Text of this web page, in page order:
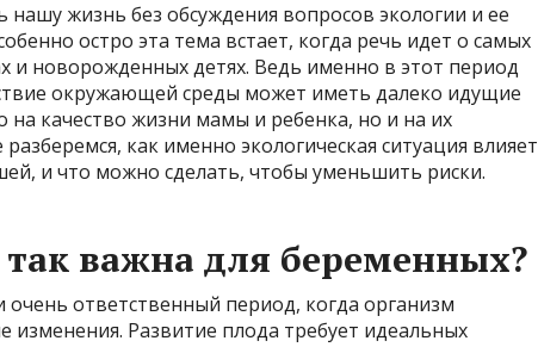
жизнь без обсуждения вопросов экологии и ее
остро эта тема встает, когда речь идет о самых
новорожденных детях. Ведь именно в этот период
окружающей среды может иметь далеко идущие
на качество жизни мамы и ребенка, но и на их
как именно экологическая ситуация влияет
и что можно сделать, чтобы уменьшить риски.
важна для беременных?
ответственный период, когда организм
Развитие плода требует идеальных